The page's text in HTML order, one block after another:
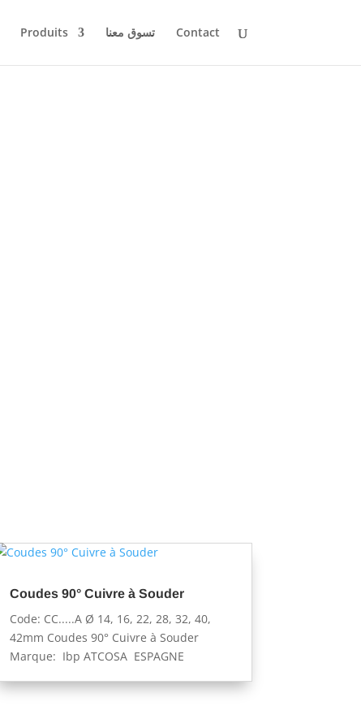
Produits تسوق معنا Contact
Coudes 90° Cuivre à Souder
Code: CC.....A Ø 14, 16, 22, 28, 32, 40,
42mm Coudes 90° Cuivre à Souder
Marque: Ibp ATCOSA ESPAGNE